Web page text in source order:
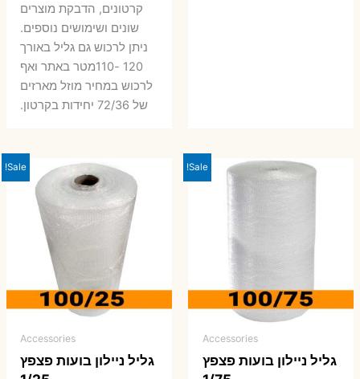
קרטונים, הדבקת מוצרים
שונים ושימושים נוספים.
ניתן לרכוש גם גליל באורך
120 -110מטר באתר ואף
לרכוש במחיר מוזל מארזים
של 72/36 יחידות בקרטון.
Sale!
Accessories
גליל ניילון בועות פצפץ
Sale!
Accessories
גליל ניילון בועות פצפץ